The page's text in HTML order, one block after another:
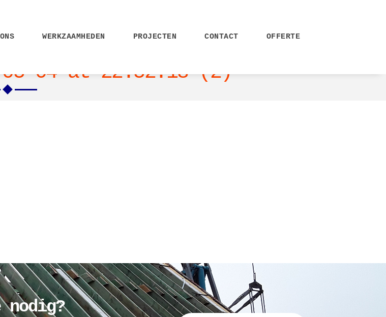
WERKZAAMHEDEN PROJECTEN CONTACT OFFERTE
05-04 at 22.52.18 (2)
nodig?